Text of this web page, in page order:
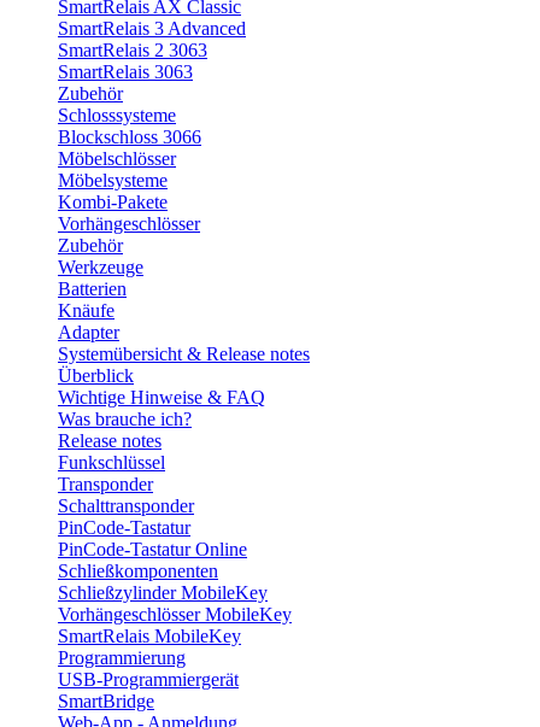
SmartRelais AX Classic
SmartRelais 3 Advanced
SmartRelais 2 3063
SmartRelais 3063
Zubehör
Schlosssysteme
Blockschloss 3066
Möbelschlösser
Möbelsysteme
Kombi-Pakete
Vorhängeschlösser
Zubehör
Werkzeuge
Batterien
Knäufe
Adapter
Systemübersicht & Release notes
Überblick
Wichtige Hinweise & FAQ
Was brauche ich?
Release notes
Funkschlüssel
Transponder
Schalttransponder
PinCode-Tastatur
PinCode-Tastatur Online
Schließkomponenten
Schließzylinder MobileKey
Vorhängeschlösser MobileKey
SmartRelais MobileKey
Programmierung
USB-Programmiergerät
SmartBridge
Web-App - Anmeldung